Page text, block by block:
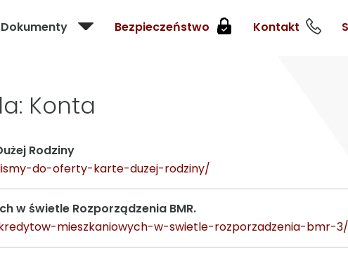
Bezpieczeństwo Kontakt
Konta
Rodziny
do-oferty-karte-duzej-rodziny/
w świetle Rozporządzenia BMR.
mieszkaniowych-w-swietle-rozporzadzenia-bmr-3/